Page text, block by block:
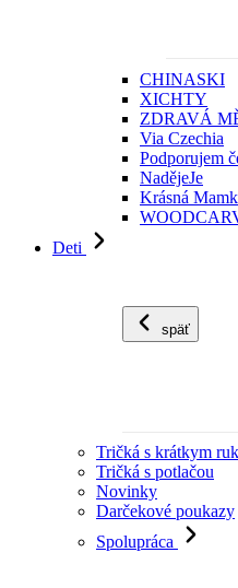
CHINASKI
XICHTY
ZDRAVÁ
Via Czechia
Podporujem
NadějeJe
Krásná
Deti
späť
Tričká s krátkym
Tričká s potlačou
Novinky
Darčekové poukazy
Spolupráca